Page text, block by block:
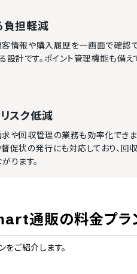
負担軽減
報や購入履歴を一画面で確認で
設計です。ポイント管理機能も備
スク低減
回収管理の業務も効率化できま
促状の発行にも対応しており、
ります。
通販の料金プラ
をご紹介します。